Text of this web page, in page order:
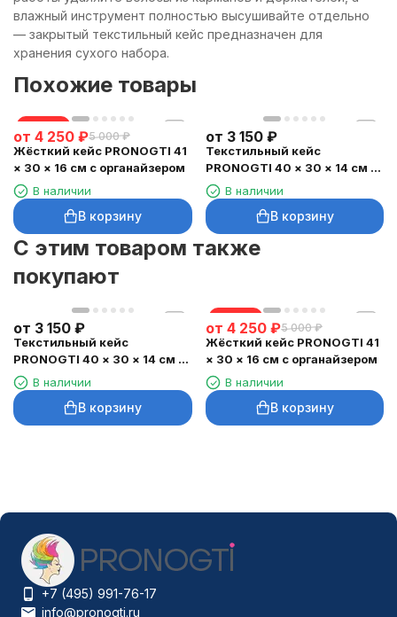
влажный инструмент полностью высушивайте отдельно
— закрытый текстильный кейс предназначен для
хранения сухого набора.
Похожие товары
скидка
от 4 250 ₽5 000 ₽
Жёсткий кейс PRONOGTI 41
× 30 × 16 см с органайзером
В наличии
В корзину
от 3 150 ₽
Текстильный кейс
PRONOGTI 40 × 30 × 14 см с
перегородками
В наличии
В корзину
C этим товаром также
покупают
от 3 150 ₽
Текстильный кейс
PRONOGTI 40 × 30 × 14 см с
перегородками
В наличии
В корзину
скидка
от 4 250 ₽5 000 ₽
Жёсткий кейс PRONOGTI 41
× 30 × 16 см с органайзером
В наличии
В корзину
+7 (495) 991-76-17
info@pronogti.ru